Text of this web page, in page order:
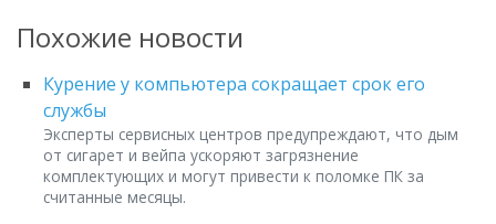
Похожие новости
Курение у компьютера сокращает срок его
службы
Эксперты сервисных центров предупреждают, что дым
от сигарет и вейпа ускоряют загрязнение
комплектующих и могут привести к поломке ПК за
считанные месяцы.